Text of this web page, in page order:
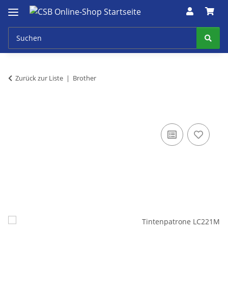
Zurück zur Liste Brother